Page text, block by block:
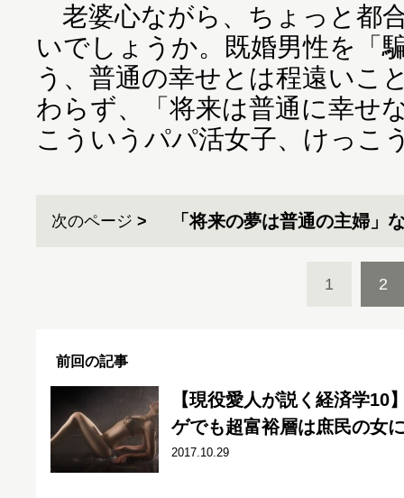
老婆心ながら、ちょっと都
いでしょうか。既婚男性を「
う、普通の幸せとは程遠いこ
わらず、「将来は普通に幸
こういうパパ活女子、けっこ
次のページ 「将来の夢は普通の主婦」
1 2
前回の記事
【現役愛人が説く経済学
ゲでも超富裕層は庶民の女
2017.10.29